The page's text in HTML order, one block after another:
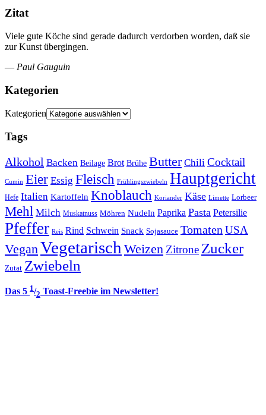
Zitat
Viele gute Köche sind gerade dadurch verdorben worden, daß sie
zur Kunst übergingen.
— Paul Gauguin
Kategorien
Kategorien
Tags
Alkohol Backen Beilage Brot Brühe Butter Chili Cocktail
Cumin Eier Essig Fleisch Frühlingszwiebeln Hauptgericht
Hefe Italien Kartoffeln Knoblauch Koriander Käse Limette Lorbeer
Mehl Milch Muskatnuss Möhren Nudeln Paprika Pasta Petersilie
Pfeffer Reis Rind Schwein Snack Sojasauce Tomaten USA
VeganVegetarisch Weizen Zitrone Zucker
Zutat Zwiebeln
Das 5 1/2 Toast-Freebie im Newsletter!